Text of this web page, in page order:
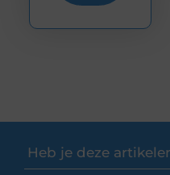
Heb je deze